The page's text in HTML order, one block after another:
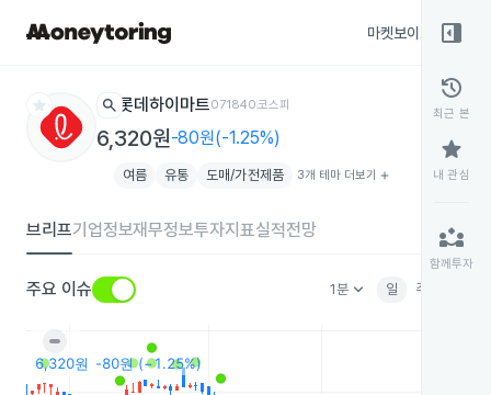
마켓보이스
star search 롯데하이마트071840코스피
6,320원-80원(-1.25%)
여름 유통 도매/가전제품 3개 테마 더보기 add
브리프기업정보재무정보투자지표실적전망
주요 이슈 1분keyboard_arrow_down 일 주
right_panel_open
history
최근 본
star
내 관심
partner_exchange
함께투자